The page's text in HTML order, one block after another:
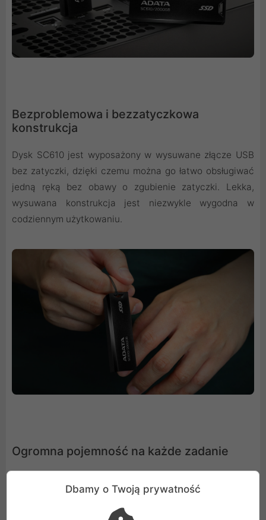
Bezproblemowa i bezzatyczkowa
konstrukcja
Dysk SC610 jest wyposażony w wysuwane złącze USB
bez zatyczki, dzięki czemu można go łatwo obsługiwać
jedną ręką bez obawy o zgubienie zatyczki. Lekka,
wysuwana konstrukcja jest niezwykle wygodna w
codziennym użytkowaniu.
Ogromna pojemność na każde zadanie
Dysk SC610 o maksymalnej pojemności 2000 GB
zapewnia mnóstwo miejsca na filmy w jakości 4K,
Dbamy o Twoją prywatność